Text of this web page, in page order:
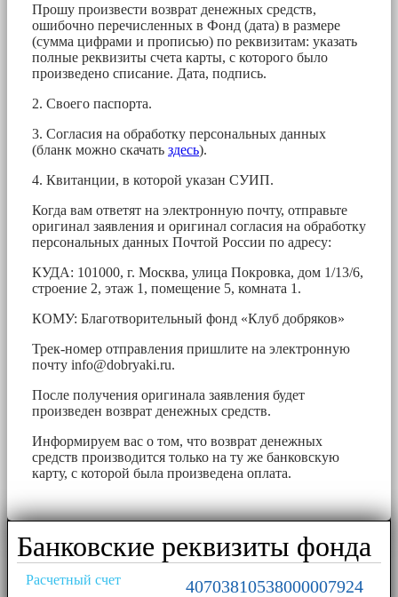
Прошу произвести возврат денежных средств,
ошибочно перечисленных в Фонд (дата) в размере
(сумма цифрами и прописью) по реквизитам: указать
полные реквизиты счета карты, с которого было
произведено списание. Дата, подпись.
2. Своего паспорта.
3. Согласия на обработку персональных данных
(бланк можно скачать здесь).
4. Квитанции, в которой указан СУИП.
Когда вам ответят на электронную почту, отправьте
оригинал заявления и оригинал согласия на обработку
персональных данных Почтой России по адресу:
КУДА: 101000, г. Москва, улица Покровка, дом 1/13/6,
строение 2, этаж 1, помещение 5, комната 1.
КОМУ: Благотворительный фонд «Клуб добряков»
Трек-номер отправления пришлите на электронную
почту info@dobryaki.ru.
После получения оригинала заявления будет
произведен возврат денежных средств.
Информируем вас о том, что возврат денежных
средств производится только на ту же банковскую
карту, с которой была произведена оплата.
Банковские реквизиты фонда
Расчетный счет 40703810538000007924